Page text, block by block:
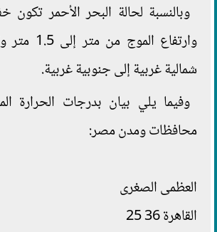
وبالنسبة لحالة البحر الأحمر تكون
وارتفاع
شمالية غربية إلى جنوبية غربية.
وفيما يلي بيان بدرجات الحرارة
محافظات ومدن مصر:
العظمى الصغرى
القاهرة 36 25